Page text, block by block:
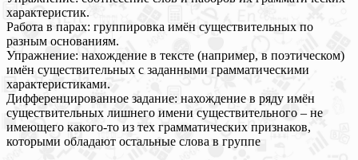
характеристик.
Работа в парах: группировка имён существительных по
разным основаниям.
Упражнение: нахождение в тексте (например, в поэтическом)
имён существительных с заданными грамматическими
характеристиками.
Дифференцированное задание: нахождение в ряду имён
существительных лишнего имени существительного – не
имеющего какого-то из тех грамматических признаков,
которыми обладают остальные слова в группе